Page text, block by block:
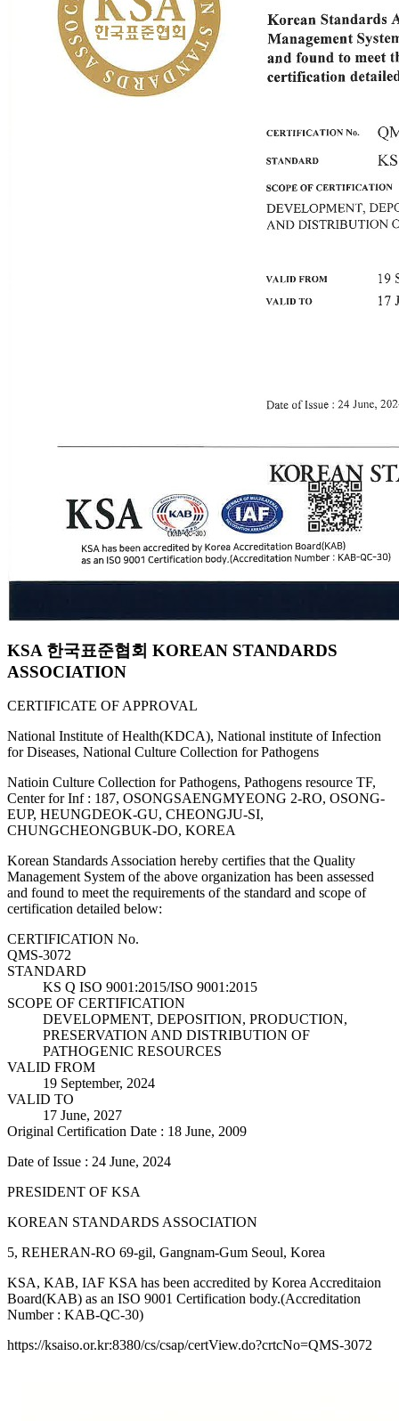
KSA 한국표준협회 KOREAN STANDARDS
ASSOCIATION
CERTIFICATE OF APPROVAL
National Institute of Health(KDCA), National institute of Infection
for Diseases, National Culture Collection for Pathogens
Natioin Culture Collection for Pathogens, Pathogens resource TF,
Center for Inf : 187, OSONGSAENGMYEONG 2-RO, OSONG-
EUP, HEUNGDEOK-GU, CHEONGJU-SI,
CHUNGCHEONGBUK-DO, KOREA
Korean Standards Association hereby certifies that the Quality
Management System of the above organization has been assessed
and found to meet the requirements of the standard and scope of
certification detailed below:
CERTIFICATION No.
QMS-3072
STANDARD
KS Q ISO 9001:2015/ISO 9001:2015
SCOPE OF CERTIFICATION
DEVELOPMENT, DEPOSITION, PRODUCTION,
PRESERVATION AND DISTRIBUTION OF
PATHOGENIC RESOURCES
VALID FROM
19 September, 2024
VALID TO
17 June, 2027
Original Certification Date : 18 June, 2009
Date of Issue : 24 June, 2024
PRESIDENT OF KSA
KOREAN STANDARDS ASSOCIATION
5, REHERAN-RO 69-gil, Gangnam-Gum Seoul, Korea
KSA, KAB, IAF KSA has been accredited by Korea Accreditaion
Board(KAB) as an ISO 9001 Certification body.(Accreditation
Number : KAB-QC-30)
https://ksaiso.or.kr:8380/cs/csap/certView.do?crtcNo=QMS-3072